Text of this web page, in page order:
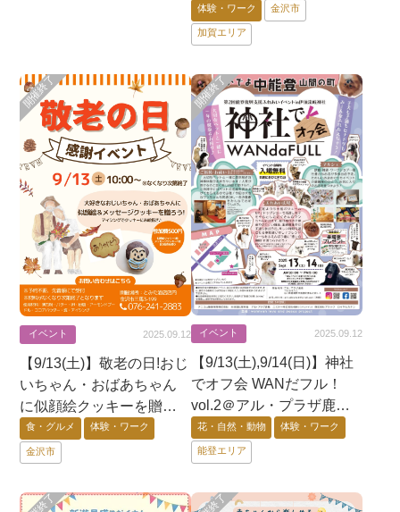
ー県庁東・野々市【一部
整理券あり】
体験・ワーク 金沢市
加賀エリア
イベント 2025.09.12
【9/13(土)】敬老の日!おじ
いちゃん・おばあちゃん
に似顔絵クッキーを贈ろ
う@金沢市三馬とみた酒
店
食・グルメ 体験・ワーク
金沢市
イベント 2025.09.12
【9/13(土),9/14(日)】神社
でオフ会 WANだフル！
vol.2＠アル・プラザ鹿島
＆伊須留岐神社
花・自然・動物 体験・ワーク
能登エリア